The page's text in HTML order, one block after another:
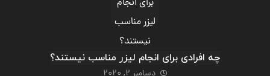
چه افرادی برای انجام لیزر مناسب نیستند؟